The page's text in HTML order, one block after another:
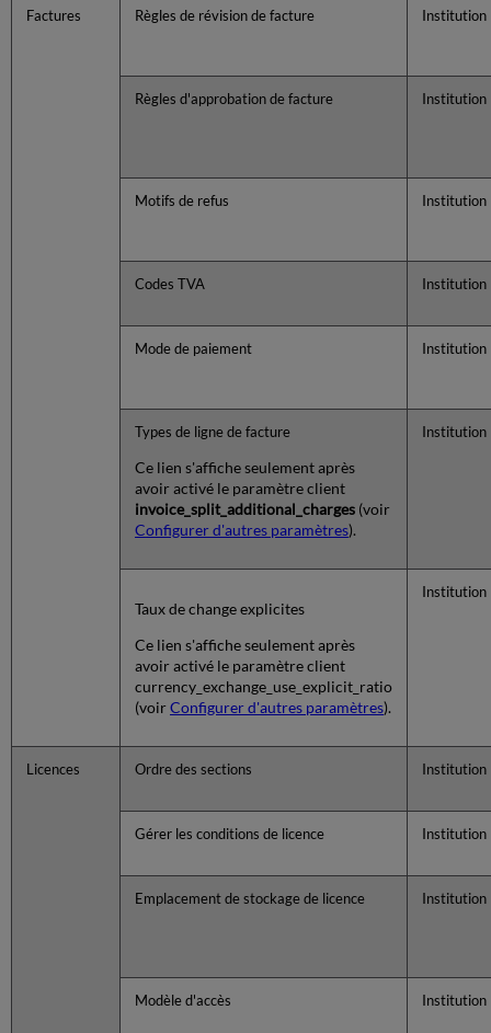
Factures Règles de révision de facture Institution
Règles d'approbation de facture Institution
Motifs de refus Institution
Codes TVA Institution
Mode de paiement Institution
Types de ligne de facture
Ce lien s'affiche seulement après
avoir activé le paramètre client
invoice_split_additional_charges(voir
Configurer d'autres paramètres).
Institution
Taux de change explicites
Ce lien s'affiche seulement après
avoir activé le paramètre client
currency_exchange_use_explicit_ratio
(voirConfigurer d'autres paramètres).
Institution
Licences Ordre des sections Institution
Gérer les conditions de licence Institution
Emplacement de stockage de licence Institution
Modèle d'accès Institution